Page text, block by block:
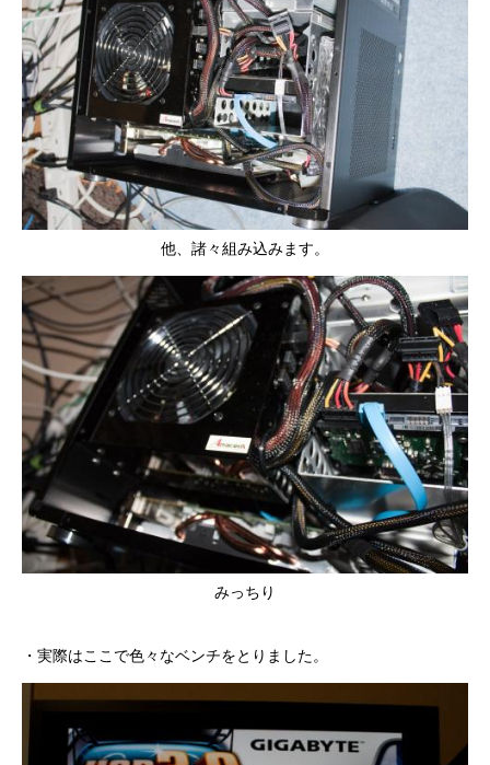
他、諸々組み込みます。
みっちり
・実際はここで色々なベンチをとりました。